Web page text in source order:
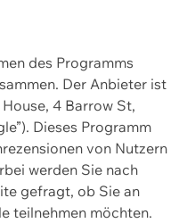
des Programms
Der Anbieter ist
4 Barrow St,
Dieses Programm
von Nutzern
werden Sie nach
gefragt, ob Sie an
teilnehmen möchten.